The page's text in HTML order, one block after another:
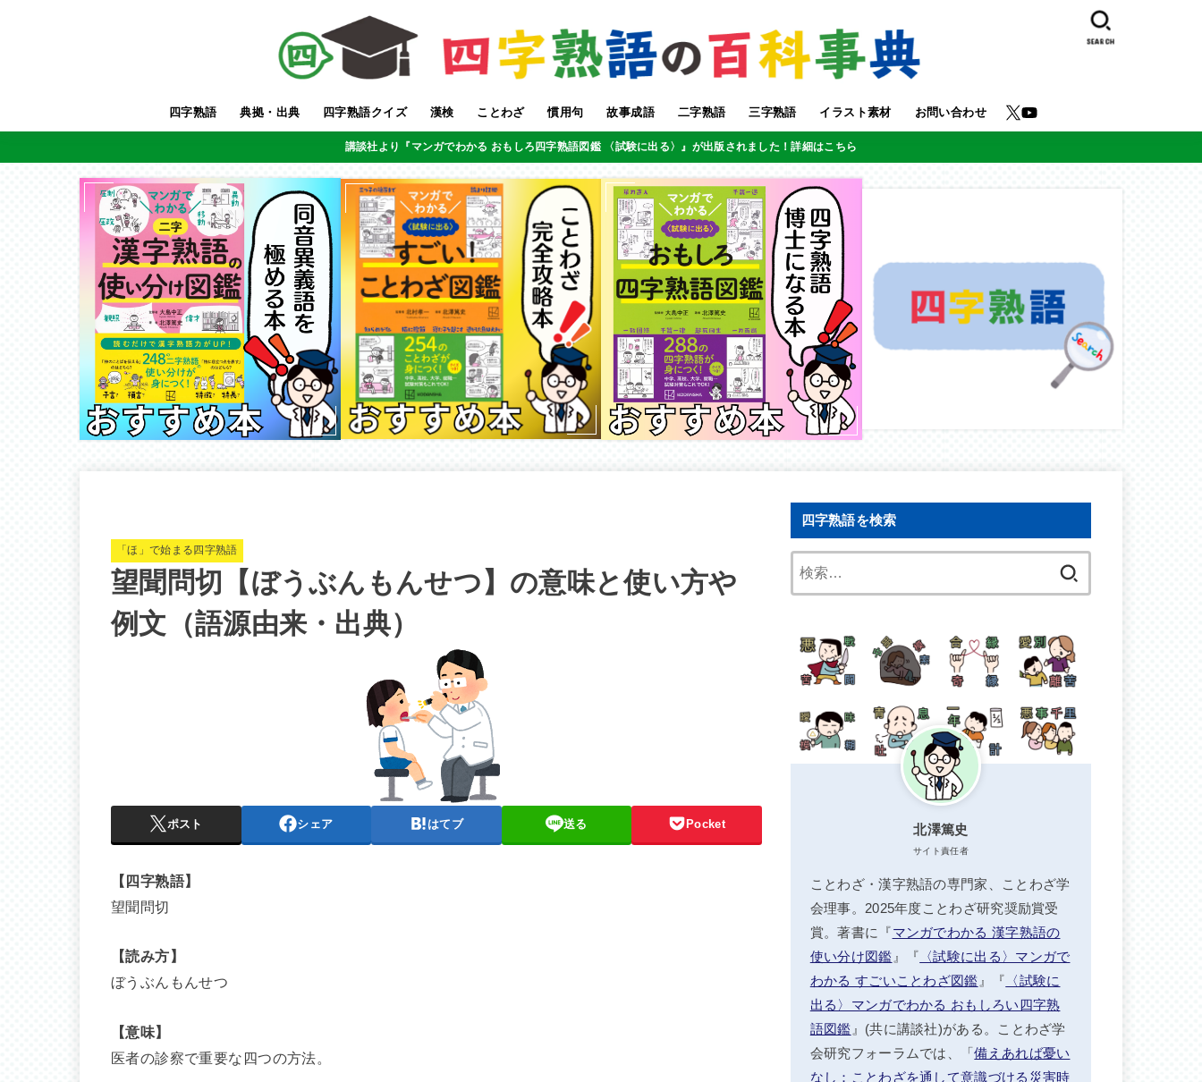
四字熟語 典拠・出典 四字熟語クイズ 漢検 ことわざ 慣用句 故事成語 二字熟語 三字熟語 イラスト素材 お問い合わせ
SEARCH
講談社より『マンガでわかる おもしろ四字熟語図鑑 〈試験に出る〉』が出版されました！詳細はこちら
「ほ」で始まる四字熟語
望聞問切【ぼうぶんもんせつ】の意味と使い方や
例文（語源由来・出典）
ポスト シェア はてブ 送る Pocket
【四字熟語】
望聞問切
【読み方】
ぼうぶんもんせつ
【意味】
医者の診察で重要な四つの方法。
四字熟語を検索
北澤篤史
サイト責任者
ことわざ・漢字熟語の専門家、ことわざ学
会理事。2025年度ことわざ研究奨励賞受
賞。著書に『マンガでわかる 漢字熟語の
使い分け図鑑 』『 〈試験に出る〉マンガで
わかる すごいことわざ図鑑 』『 〈試験に
出る〉マンガでわかる おもしろい四字熟
語図鑑 』(共に講談社)がある。ことわざ学
会研究フォーラムでは、「備えあれば憂い
なし：ことわざを通して意識づける災害時